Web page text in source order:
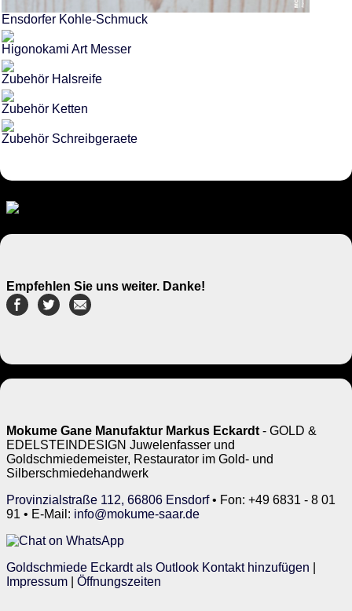
Ensdorfer Kohle-Schmuck
Higonokami Art Messer
Zubehör Halsreife
Zubehör Ketten
Zubehör Schreibgeraete
Empfehlen Sie uns weiter. Danke!
Mokume Gane Manufaktur Markus Eckardt - GOLD &
EDELSTEINDESIGN Juwelenfasser und
Goldschmiedemeister, Restaurator im Gold- und
Silberschmiedehandwerk
Provinzialstraße 112, 66806 Ensdorf• Fon: +49 6831 - 8 01
91 • E-Mail: info@mokume-saar.de
Goldschmiede Eckardt als Outlook Kontakt hinzufügen
Impressum
Öffnungszeiten